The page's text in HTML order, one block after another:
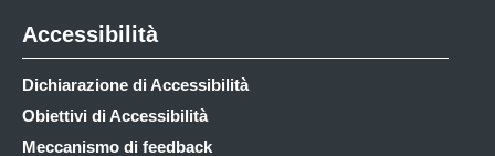
Accessibilità
Dichiarazione di Accessibilità
Obiettivi di Accessibilità
Meccanismo di feedback